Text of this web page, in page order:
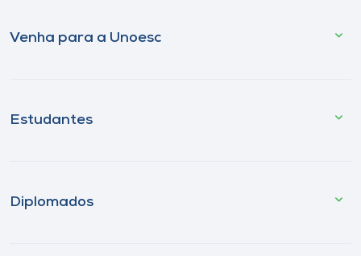
Venha para a Unoesc
Estudantes
Diplomados